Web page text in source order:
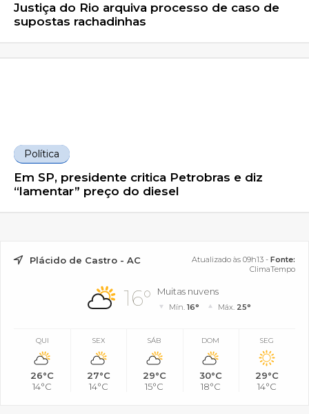
Justiça do Rio arquiva processo de caso de
supostas rachadinhas
Política
Em SP, presidente critica Petrobras e diz
“lamentar” preço do diesel
Plácido de Castro - AC Atualizado às 09h13 - Fonte:
ClimaTempo
16° Muitas nuvens
Mín.16° Máx. 25°
QUI
26°C
14°C
SEX
27°C
14°C
SÁB
29°C
15°C
DOM
30°C
18°C
SEG
29°C
14°C